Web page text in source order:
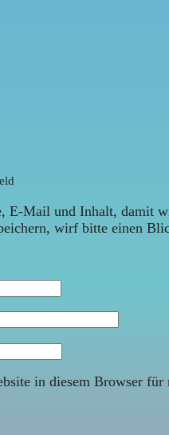
E-Mail und Inhalt, damit
wirf bitte einen
in diesem Browser für